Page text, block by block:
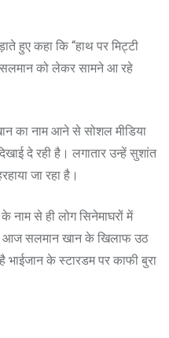
हुए कहा कि “हाथ पर मिट्टी
सलमान को लेकर सामने आ रहे
का नाम आने से सोशल मीडिया
दे रही है। लगातार उन्हें सुशांत
जा रहा है।
से ही लोग सिनेमाघरों में
आज सलमान खान के खिलाफ उठ
के स्टारडम पर काफी बुरा